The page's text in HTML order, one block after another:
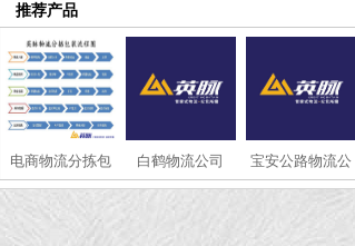
推荐产品
电商物流分拣包
装
白鹤物流公司
宝安公路物流公
司